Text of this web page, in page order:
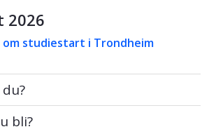
2026
om studiestart i Trondheim
bli?